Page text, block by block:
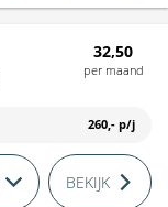
32,50
per maand
260,- p/j
BEKIJK